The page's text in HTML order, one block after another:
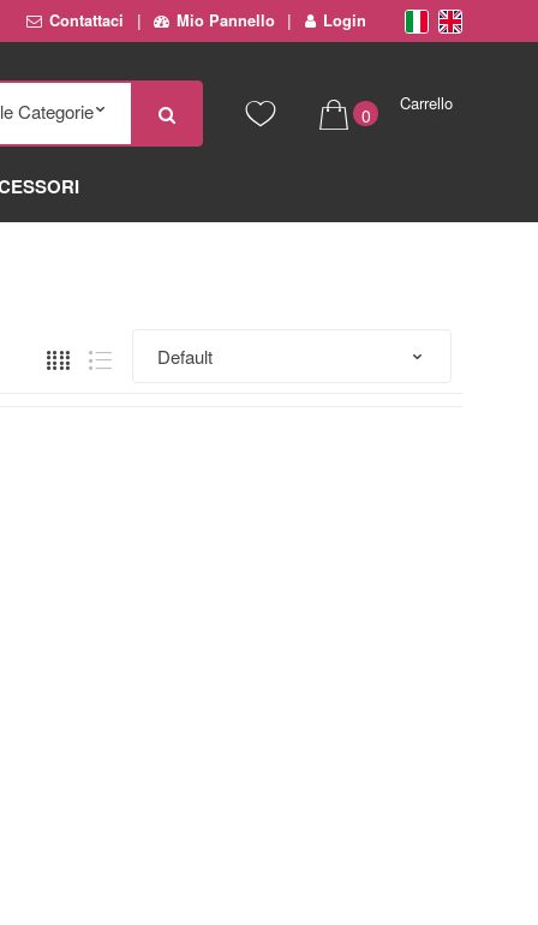
Contattaci Mio Pannello Login
0
Carrello